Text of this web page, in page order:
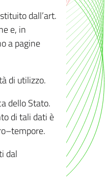
dall’art.
e, in
a pagine
di utilizzo.
dello Stato.
di tali dati è
dal